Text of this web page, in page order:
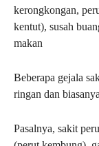
kerongkongan,
kentut), susah
makan
Beberapa gejala
ringan dan
Pasalnya, sakit